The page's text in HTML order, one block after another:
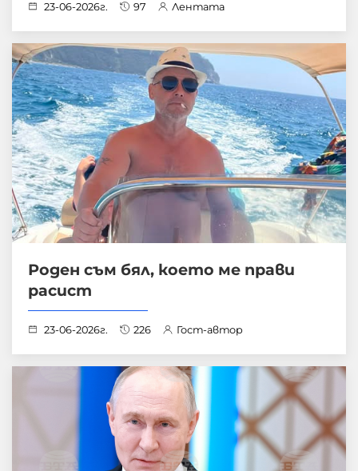
23-06-2026г. 97 Лентата
Роден съм бял, което ме прави
расист
23-06-2026г. 226 Гост-автор